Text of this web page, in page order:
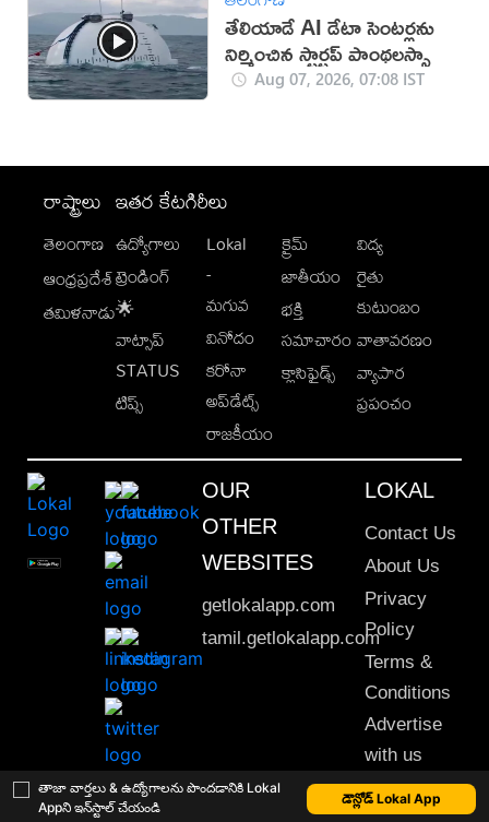
తాజా వార్తలు & ఉద్యోగాలను పొందడానికి Lokal
Appని ఇన్‌స్టాల్ చేయండి
డౌన్లోడ్ Lokal App
తేలియాడే AI డేటా సెంటర్లను
నిర్మించిన స్టార్టప్ పాంథలస్సా
Aug 07, 2026, 07:08 IST
రాష్ట్రాలు
తెలంగాణ
ఆంధ్రప్రదేశ్
తమిళనాడు
ఇతర కేటగిరీలు
ఉద్యోగాలు
ట్రెండింగ్
🌟
వాట్సాప్
STATUS
టిప్స్
Lokal
-
మగువ
వినోదం
కరోనా
అప్‌డేట్స్
రాజకీయం
క్రైమ్
జాతీయం
భక్తి
సమాచారం
క్లాసిఫైడ్స్
విద్య
రైతు
కుటుంబం
వాతావరణం
వ్యాపార
ప్రపంచం
OUR
OTHER
WEBSITES
getlokalapp.com
tamil.getlokalapp.com
LOKAL
Contact Us
About Us
Privacy
Policy
Terms &
Conditions
Advertise
with us
Sitemap
This material may not be published, transmitted, rewritten or redistributed. © 2020 Lokal App. All rights reserved.